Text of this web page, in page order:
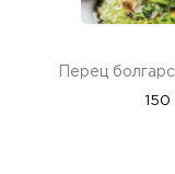
Перец
150